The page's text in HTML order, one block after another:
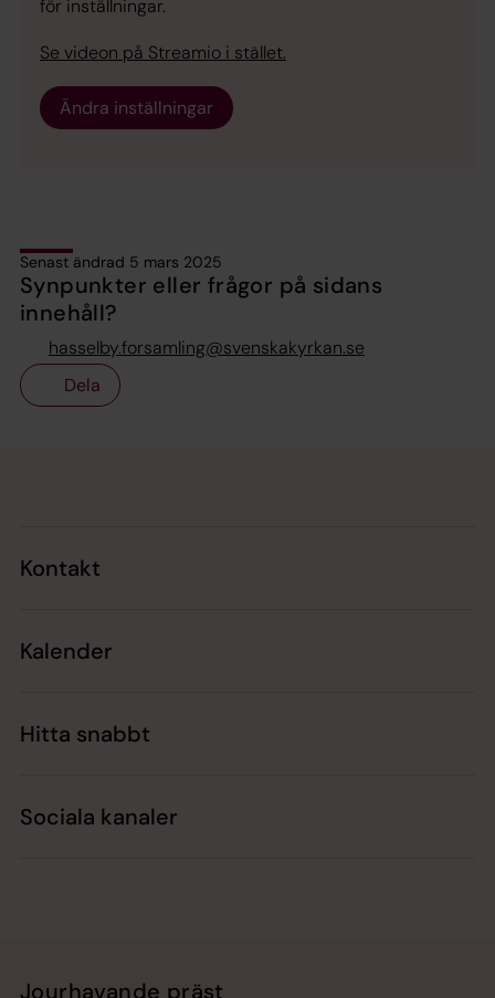
för inställningar.
Se videon på Streamio i stället.
Ändra inställningar
Senast ändrad 5 mars 2025
Synpunkter eller frågor på sidans
innehåll?
hasselby.forsamling@svenskakyrkan.se
Dela
Kontakt
Kalender
Hitta snabbt
Sociala kanaler
Jourhavande präst